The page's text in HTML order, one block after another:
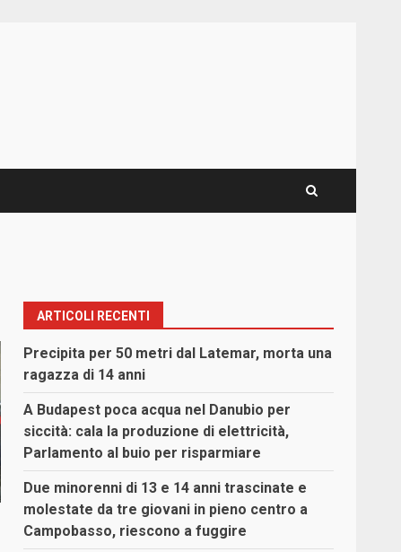
ARTICOLI RECENTI
Precipita per 50 metri dal Latemar, morta una
ragazza di 14 anni
A Budapest poca acqua nel Danubio per
siccità: cala la produzione di elettricità,
Parlamento al buio per risparmiare
Due minorenni di 13 e 14 anni trascinate e
molestate da tre giovani in pieno centro a
Campobasso, riescono a fuggire